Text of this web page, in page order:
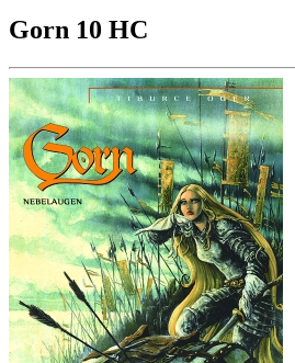
Gorn 10 HC